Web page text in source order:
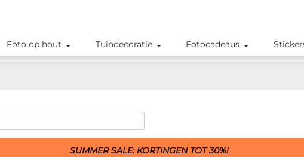
Foto op hout Tuindecoratie Fotocadeaus
SUMMER SALE: KORTINGEN TOT 30%!